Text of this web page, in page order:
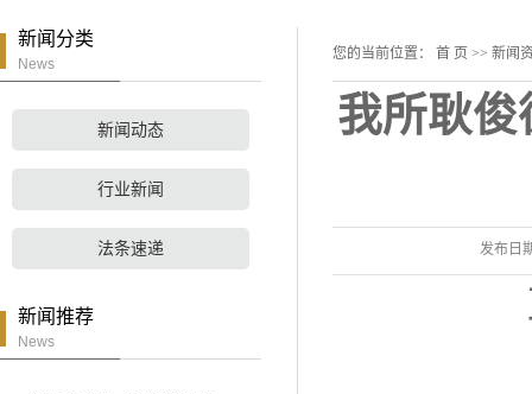
新闻分类
News
新闻动态
行业新闻
法条速递
新闻推荐
News
您的当前位置： 首 页 >> 新闻
我所耿
发布日